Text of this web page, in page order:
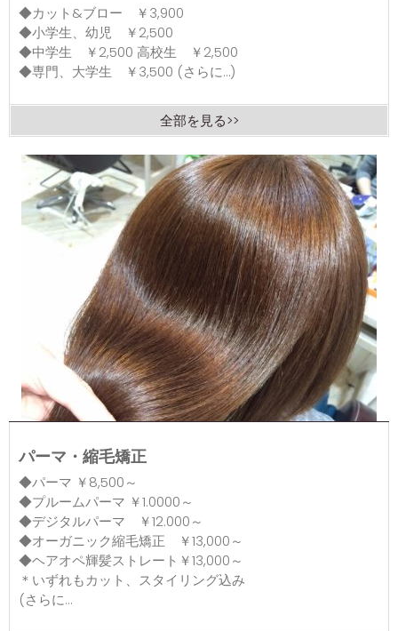
◆カット&ブロー ￥3,900
◆小学生、幼児 ￥2,500
◆中学生 ￥2,500 高校生 ￥2,500
◆専門、大学生 ￥3,500 (さらに…)
全部を見る>>
パーマ・縮毛矯正
◆パーマ ￥8,500～
◆プルームパーマ ￥1.0000～
◆デジタルパーマ ￥12.000～
◆オーガニック縮毛矯正 ￥13,000～
◆ヘアオペ輝髪ストレート￥13,000～
＊いずれもカット、スタイリング込み
(さらに...